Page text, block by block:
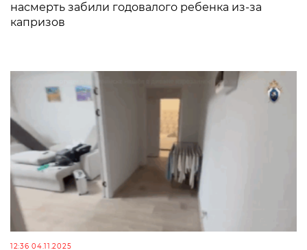
насмерть забили годовалого ребенка из-за
капризов
12:36 04.11.2025